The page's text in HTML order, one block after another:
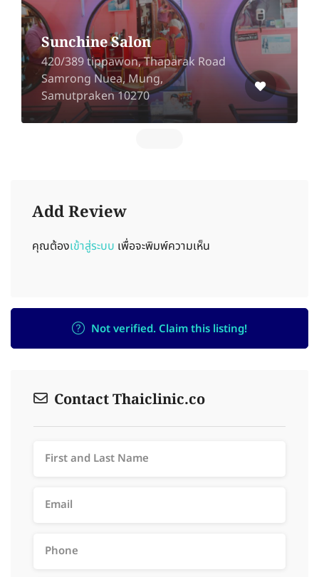
Sunchine Salon
420/389 tippawon, Thaparak Road
Samrong Nuea, Mung,
Samutpraken 10270
Add Review
คุณต้องเข้าสู่ระบบ เพื่อจะพิมพ์ความเห็น
Not verified. Claim this listing!
Contact Thaiclinic.co